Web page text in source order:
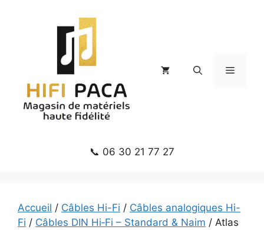
Menu
📞 06 30 21 77 27
Accueil / Câbles Hi-Fi / Câbles analogiques Hi-
Fi / Câbles DIN Hi‑Fi – Standard & Naim / Atlas